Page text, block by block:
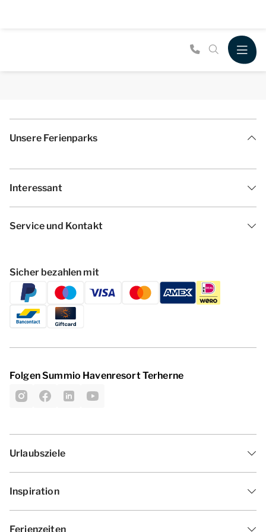
Unsere Ferienparks
Interessant
Service und Kontakt
Sicher bezahlen mit
Folgen Summio Havenresort Terherne
Urlaubsziele
Inspiration
Ferienzeiten